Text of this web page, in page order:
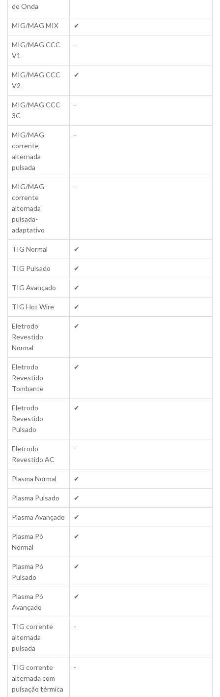
de Onda
MIG/MAG MIX ✔
MIG/MAG CCC
V1
-
MIG/MAG CCC
V2
✔
MIG/MAG CCC
3C
-
MIG/MAG
corrente
alternada
pulsada
-
MIG/MAG
corrente
alternada
pulsada-
adaptativo
-
TIG Normal ✔
TIG Pulsado ✔
TIG Avançado ✔
TIG Hot Wire ✔
Eletrodo
Revestido
Normal
✔
Eletrodo
Revestido
Tombante
✔
Eletrodo
Revestido
Pulsado
✔
Eletrodo
Revestido AC
-
Plasma Normal ✔
Plasma Pulsado ✔
Plasma Avançado ✔
Plasma Pó
Normal
✔
Plasma Pó
Pulsado
✔
Plasma Pó
Avançado
✔
TIG corrente
alternada
pulsada
-
TIG corrente
alternada com
pulsação térmica
-